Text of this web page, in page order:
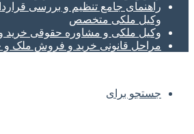
راهنمای جامع تنظیم و بررسی
وکیل ملکی متخصص
وکیل ملکی و مشاوره حقوقی
مراحل قانونی خرید و فروش ملک
جستجو برای